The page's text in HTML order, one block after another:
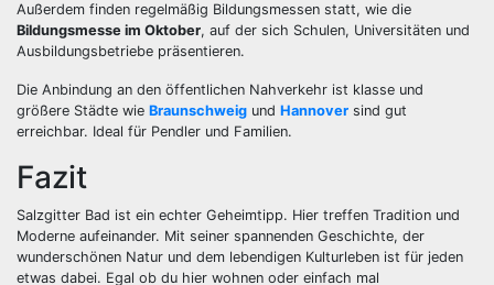
Außerdem finden regelmäßig Bildungsmessen statt, wie die
Bildungsmesse im Oktober, auf der sich Schulen, Universitäten und
Ausbildungsbetriebe präsentieren.
Die Anbindung an den öffentlichen Nahverkehr ist klasse und
größere Städte wie Braunschweig und Hannover sind gut
erreichbar. Ideal für Pendler und Familien.
Fazit
Salzgitter Bad ist ein echter Geheimtipp. Hier treffen Tradition und
Moderne aufeinander. Mit seiner spannenden Geschichte, der
wunderschönen Natur und dem lebendigen Kulturleben ist für jeden
etwas dabei. Egal ob du hier wohnen oder einfach mal